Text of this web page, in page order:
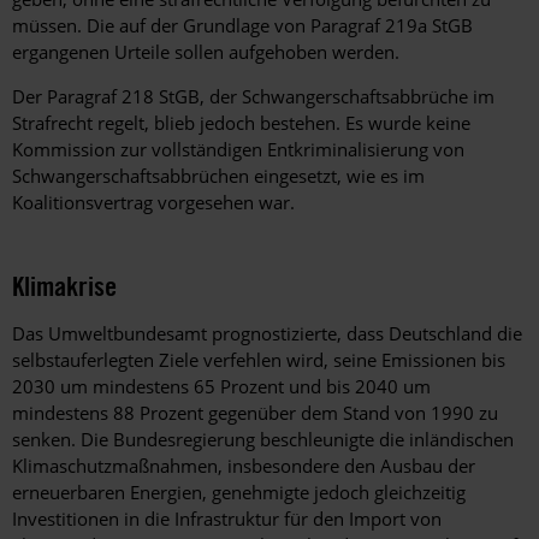
müssen. Die auf der Grundlage von Paragraf 219a StGB
ergangenen Urteile sollen aufgehoben werden.
Der Paragraf 218 StGB, der Schwangerschaftsabbrüche im
Strafrecht regelt, blieb jedoch bestehen. Es wurde keine
Kommission zur vollständigen Entkriminalisierung von
Schwangerschaftsabbrüchen eingesetzt, wie es im
Koalitionsvertrag vorgesehen war.
Klimakrise
Das Umweltbundesamt prognostizierte, dass Deutschland die
selbstauferlegten Ziele verfehlen wird, seine Emissionen bis
2030 um mindestens 65 Prozent und bis 2040 um
mindestens 88 Prozent gegenüber dem Stand von 1990 zu
senken. Die Bundesregierung beschleunigte die inländischen
Klimaschutzmaßnahmen, insbesondere den Ausbau der
erneuerbaren Energien, genehmigte jedoch gleichzeitig
Investitionen in die Infrastruktur für den Import von